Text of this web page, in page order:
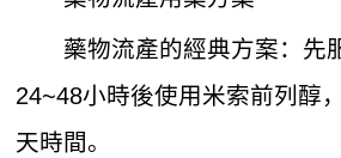
藥物流產的經典方案：先
24~48小時後使用米索前列醇
天時間。